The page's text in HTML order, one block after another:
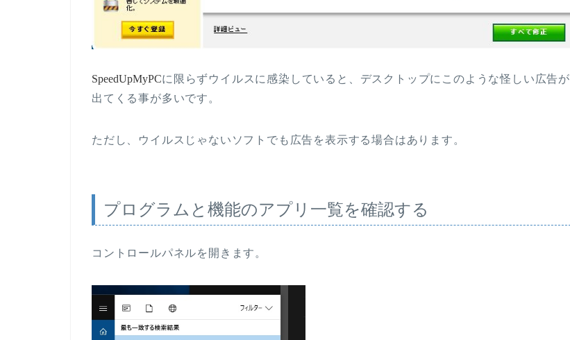
SpeedUpMyPCに限らずウイルスに感染していると、デスクトップにこのような怪しい広告が
出てくる事が多いです。
ただし、ウイルスじゃないソフトでも広告を表示する場合はあります。
プログラムと機能のアプリ一覧を確認する
コントロールパネルを開きます。